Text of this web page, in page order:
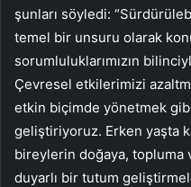
şunları söyledi:
temel bir unsuru olarak
sorumluluklarımızın
Çevresel etkilerimizi
etkin biçimde yönetmek
geliştiriyoruz. Erken yaşta
bireylerin doğaya, topluma
duyarlı bir tutum